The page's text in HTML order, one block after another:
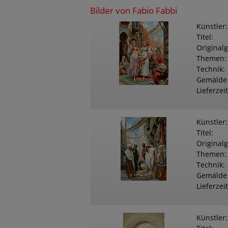
Bilder von Fabio Fabbi
Künstler
Titel
Themen
Technik
Gemälde
Lieferzeit
Künstler
Titel
Themen
Technik
Lieferzeit
Künstler